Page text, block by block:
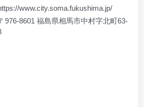
www.city.soma.fukushima.jp/
976-8601 福島県相馬市中村字北町63-